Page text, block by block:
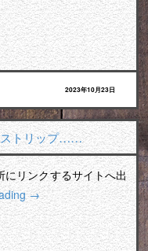
2023年10月23日
トリップ……
にリンクするサイトへ出
→